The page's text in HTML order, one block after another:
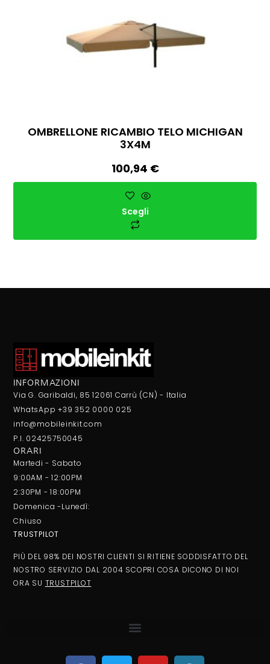
OMBRELLONE RICAMBIO TELO MICHIGAN
3X4M
100,94 €
Scegli
INFORMAZIONI
Via G. Garibaldi, 85 12061 Carrù (CN) - Italia
WhatsApp +39 352 0000 025
info@mobileinkit.com
P.I. 02425750045
ORARI
Martedi - Sabato
9:00AM - 12:00PM
2:30PM - 18:00PM
Domenica -Lunedì:
Chiuso
TRUSTPILOT
PIÙ DEL 98% DEI NOSTRI CLIENTI SI RITIENE SODDISFATTO DEL
NOSTRO SERVIZIO DAL 2004 SCOPRI COSA DICONO DI NOI
ORA SU TRUSTPILOT